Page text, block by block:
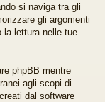
si naviga tra gli
gli argomenti
la lettura nelle tue
phpBB mentre
agli scopi di
dal software